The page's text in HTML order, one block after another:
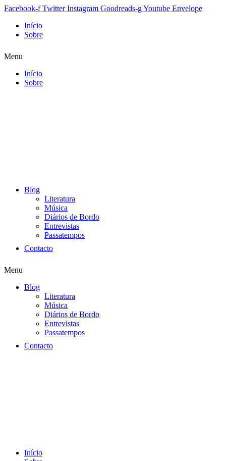
Facebook-f Twitter Instagram Goodreads-gYoutube Envelope
Início
Sobre
Menu
Início
Sobre
Blog
Literatura
Música
Diários de Bordo
Entrevistas
Passatempos
Contacto
Menu
Blog
Literatura
Música
Diários de Bordo
Entrevistas
Passatempos
Contacto
Início